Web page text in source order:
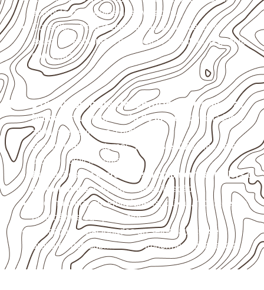
acumulada e apoios desnivelados.
Consulte a ficha técnica antes de aplicações
externas, estruturais ou sujeitas a contato frequente
com água.
Usos profissionais do Compensado Naval
Marcenaria e fabricação de móveis
destinados a
ambientes sujeitos à umidade.
Revestimentos internos, painéis e divisórias para
projetos profissionais.
Aplicações emcarrocerias, implementos, trailers e
motorhomes, conforme especificação.
Uso industrial em embalagens, caixas, montagem e
proteção de equipamentos.
Aplicações relacionadas ao setor náutico, sem
presumir uso submerso ou impermeabilidade total.